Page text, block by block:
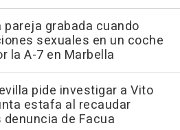
grabada cuando
sexuales en un coche
la A-7 en Marbella
pide investigar a Vito
estafa al recaudar
de Facua